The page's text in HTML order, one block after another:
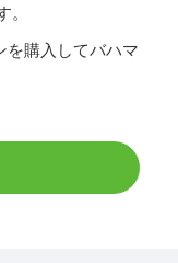
を購入してバハマ